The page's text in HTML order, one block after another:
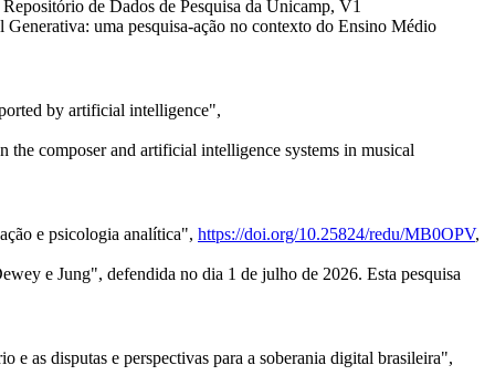
Repositório de Dados de Pesquisa da Unicamp, V1
uma pesquisa-ação no contexto do Ensino Médio
by artificial intelligence",
the composer and artificial intelligence systems in musical
e psicologia analítica", https://doi.org/10.25824/redu/MB0OPV,
e Jung", defendida no dia 1 de julho de 2026. Esta pesquisa
as disputas e perspectivas para a soberania digital brasileira",